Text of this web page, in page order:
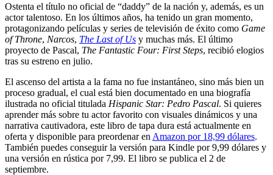
Ostenta el título no oficial de “daddy” de la nación y, además, es un
actor talentoso. En los últimos años, ha tenido un gran momento,
protagonizando películas y series de televisión de éxito como Game
of Throne, Narcos, The Last of Us y muchas más. El último
proyecto de Pascal, The Fantastic Four: First Steps, recibió elogios
tras su estreno en julio.
El ascenso del artista a la fama no fue instantáneo, sino más bien un
proceso gradual, el cual está bien documentado en una biografía
ilustrada no oficial titulada Hispanic Star: Pedro Pascal. Si quieres
aprender más sobre tu actor favorito con visuales dinámicos y una
narrativa cautivadora, este libro de tapa dura está actualmente en
oferta y disponible para preordenar en Amazon por 18,99 dólares.
También puedes conseguir la versión para Kindle por 9,99 dólares y
una versión en rústica por 7,99. El libro se publica el 2 de
septiembre.